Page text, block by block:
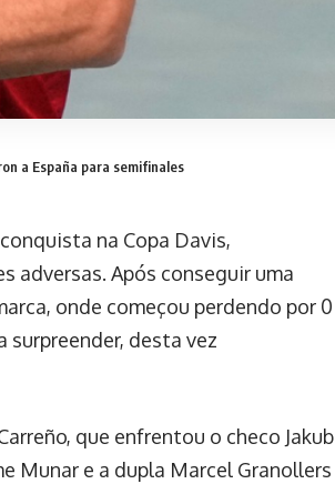
a España para semifinales
na Copa Davis,
adversas. Após conseguir uma
onde começou perdendo por 0
surpreender, desta vez
que enfrentou o checo Jakub
Munar e a dupla Marcel Granollers